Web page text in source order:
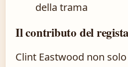
della trama
Il contributo del
Clint Eastwood non